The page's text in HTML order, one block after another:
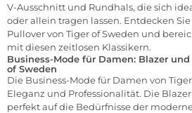
V-Ausschnitt und Rundhals, die sich
oder allein tragen lassen. Entdecken
Pullover von Tiger of Sweden und
mit diesen zeitlosen Klassikern.
Business-Mode für Damen: Blazer
of Sweden
Die Business-Mode für Damen von
Eleganz und Professionalität. Die Blazer
perfekt auf die Bedürfnisse der